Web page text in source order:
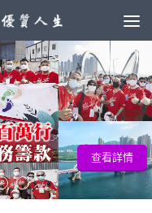
查看詳情